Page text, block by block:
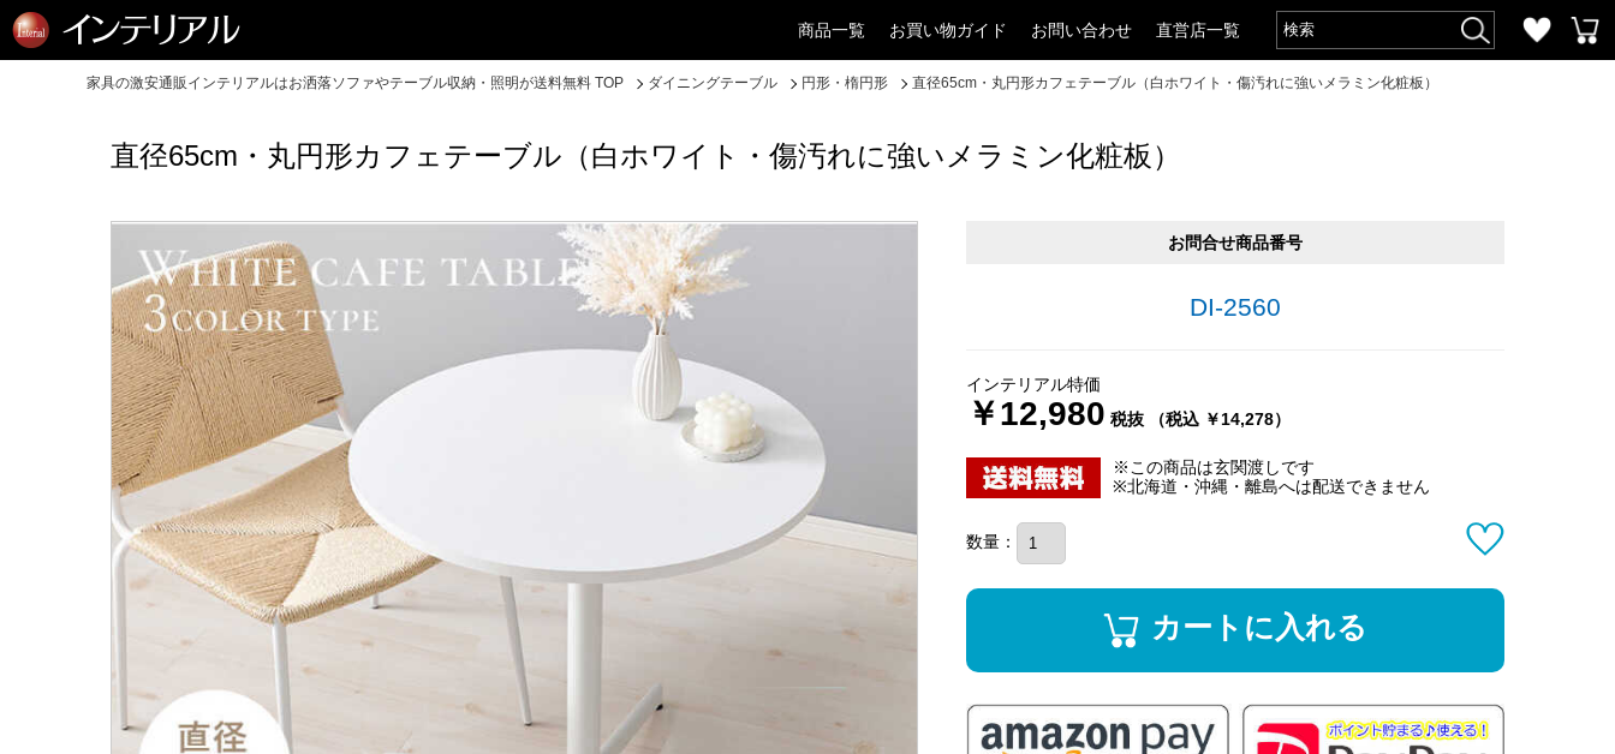
商品一覧 お買い物ガイド お問い合わせ 直営店一覧
家具の激安通販インテリアルはお洒落ソファやテーブル収納・照明が送料無料 TOP ダイニングテーブル 円形・楕円形 直径65cm・丸円形カフェテーブル（白ホワイト・傷汚れに強いメラミン化粧板）
直径65cm・丸円形カフェテーブル（白ホワイト・傷汚れに強いメラミン化粧板）
お問合せ商品番号
DI-2560
インテリアル特価
￥12,980 税抜 （税込 ￥14,278）
※この商品は玄関渡しです
※北海道・沖縄・離島へは配送できません
数量：
カートに入れる